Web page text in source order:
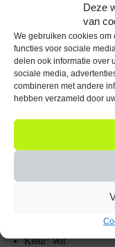
Deze
van
We gebruiken cookies om
functies voor sociale
delen ook informatie over
sociale media,
combineren met andere
hebben verzameld door
geruststellende gedachte
over kleine vingertjes in
met een gerust hart je
Handige stroomindicatie
De ingebouwde LED-
stekkerdoos goed is
handig, maar voorkomt
Aantal stopcontacten:
Kleur: Wit